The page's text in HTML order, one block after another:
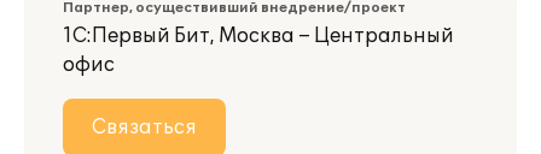
Партнер, осуществивший внедрение/проект
1С:Первый Бит, Москва – Центральный
офис
Связаться